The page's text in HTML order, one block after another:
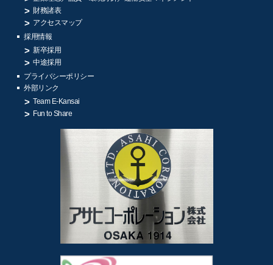
財務諸表
アクセスマップ
採用情報
新卒採用
中途採用
プライバシーポリシー
外部リンク
Team E-Kansai
Fun to Share